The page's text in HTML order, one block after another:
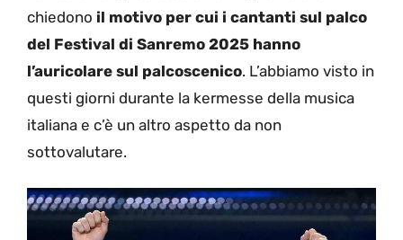
chiedono il motivo per cui i cantanti sul palco
del Festival di Sanremo 2025 hanno
l’auricolare sul palcoscenico. L’abbiamo visto in
questi giorni durante la kermesse della musica
italiana e c’è un altro aspetto da non
sottovalutare.